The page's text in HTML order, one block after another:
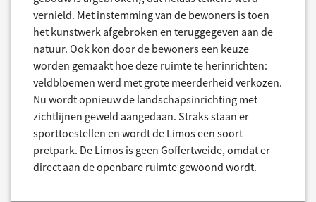
vernield. Met instemming van de bewoners is toen
het kunstwerk afgebroken en teruggegeven aan de
natuur. Ook kon door de bewoners een keuze
worden gemaakt hoe deze ruimte te herinrichten:
veldbloemen werd met grote meerderheid verkozen.
Nu wordt opnieuw de landschapsinrichting met
zichtlijnen geweld aangedaan. Straks staan er
sporttoestellen en wordt de Limos een soort
pretpark. De Limos is geen Goffertweide, omdat er
direct aan de openbare ruimte gewoond wordt.